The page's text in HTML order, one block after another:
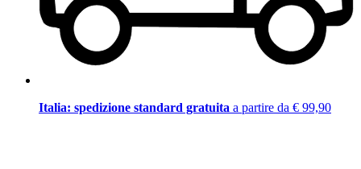
Italia: spedizione standard gratuita a partire da € 99,90